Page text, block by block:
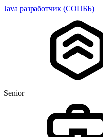
Java разработчик (СОПББ)
Senior